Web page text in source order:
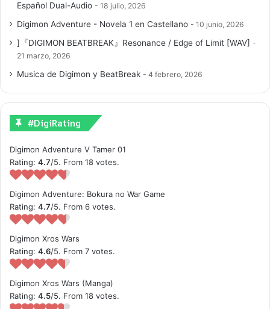
Español Dual-Audio
18 julio, 2026
Digimon Adventure - Novela 1 en Castellano 10 junio, 2026
]『DIGIMON BEATBREAK』Resonance / Edge of Limit [WAV]
21 marzo, 2026
Musica de Digimon y BeatBreak 4 febrero, 2026
#DigiRating
Digimon Adventure V Tamer 01
Rating: 4.7/5. From 18 votes.
Digimon Adventure: Bokura no War Game
Rating: 4.7/5. From 6 votes.
Digimon Xros Wars
Rating: 4.6/5. From 7 votes.
Digimon Xros Wars (Manga)
Rating: 4.5/5. From 18 votes.